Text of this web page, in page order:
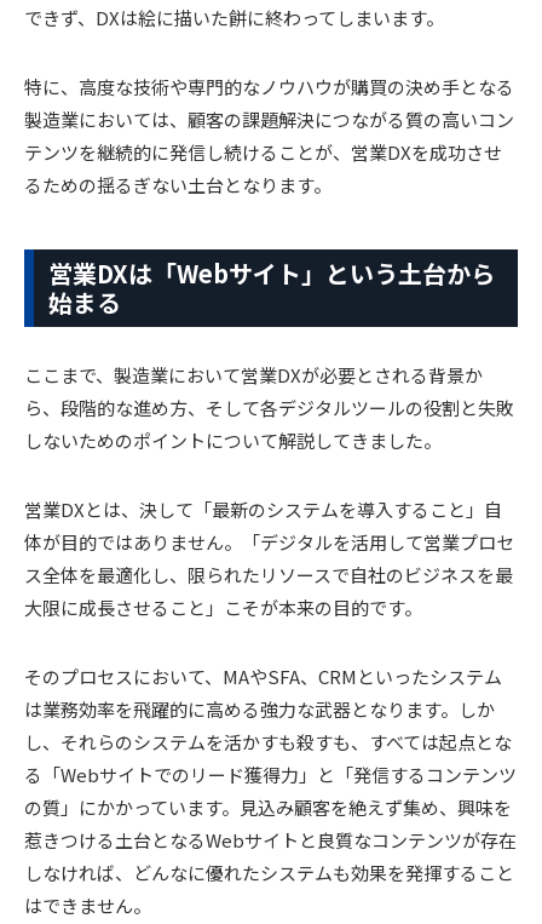
できず、DXは絵に描いた餅に終わってしまいます。
特に、高度な技術や専門的なノウハウが購買の決め手となる
製造業においては、顧客の課題解決につながる質の高いコン
テンツを継続的に発信し続けることが、営業DXを成功させ
るための揺るぎない土台となります。
営業DXは「Webサイト」という土台から
始まる
ここまで、製造業において営業DXが必要とされる背景か
ら、段階的な進め方、そして各デジタルツールの役割と失敗
しないためのポイントについて解説してきました。
営業DXとは、決して「最新のシステムを導入すること」自
体が目的ではありません。「デジタルを活用して営業プロセ
ス全体を最適化し、限られたリソースで自社のビジネスを最
大限に成長させること」こそが本来の目的です。
そのプロセスにおいて、MAやSFA、CRMといったシステム
は業務効率を飛躍的に高める強力な武器となります。しか
し、それらのシステムを活かすも殺すも、すべては起点とな
る「Webサイトでのリード獲得力」と「発信するコンテンツ
の質」にかかっています。見込み顧客を絶えず集め、興味を
惹きつける土台となるWebサイトと良質なコンテンツが存在
しなければ、どんなに優れたシステムも効果を発揮すること
はできません。